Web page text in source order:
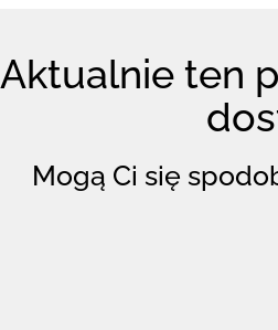
Aktualnie ten
Mogą Ci się